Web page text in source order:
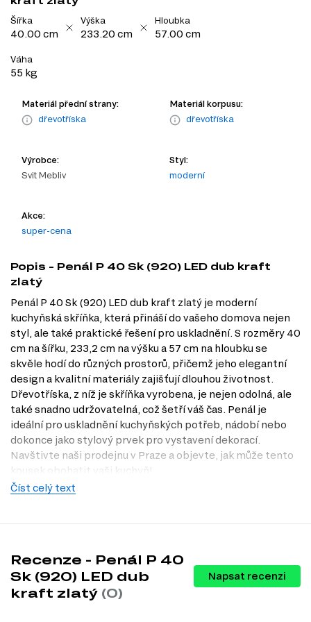
Šířka
40.00 cm
Výška
233.20 cm
Hloubka
57.00 cm
Váha
55 kg
Materiál přední strany:
dřevotříska
Materiál korpusu:
dřevotříska
Výrobce:
Svit Mebliv
Styl:
moderní
Akce:
super-cena
Popis - Penál P 40 Sk (920) LED dub kraft
zlatý
Penál P 40 Sk (920) LED dub kraft zlatý je moderní
kuchyňská skříňka, která přináší do vašeho domova nejen
styl, ale také praktické řešení pro uskladnění. S rozměry 40
cm na šířku, 233,2 cm na výšku a 57 cm na hloubku se
skvěle hodí do různých prostorů, přičemž jeho elegantní
design a kvalitní materiály zajišťují dlouhou životnost.
Dřevotříska, z níž je skříňka vyrobena, je nejen odolná, ale
také snadno udržovatelná, což šetří váš čas. Penál je
ideální pro uskladnění kuchyňských potřeb, nádobí nebo
dokonce jako stylový prvek pro vystavení dekorací.
Navštivte naši prodejnu v Praze a objevte, jak může tento
kousek obohatit vaši kuchyň!
Charakteristiky, vlastnosti a výhody
snadnou údržbu, což je ideální pro každodenní používání v
Materiál korpusu.Také z dřevotřísky, což zaručuje celkovou
stabilitu a dlouhou životnost skříňky.
Číst celý text
Recenze - Penál P 40
Sk (920) LED dub
kraft zlatý (0)
Napsat recenzi